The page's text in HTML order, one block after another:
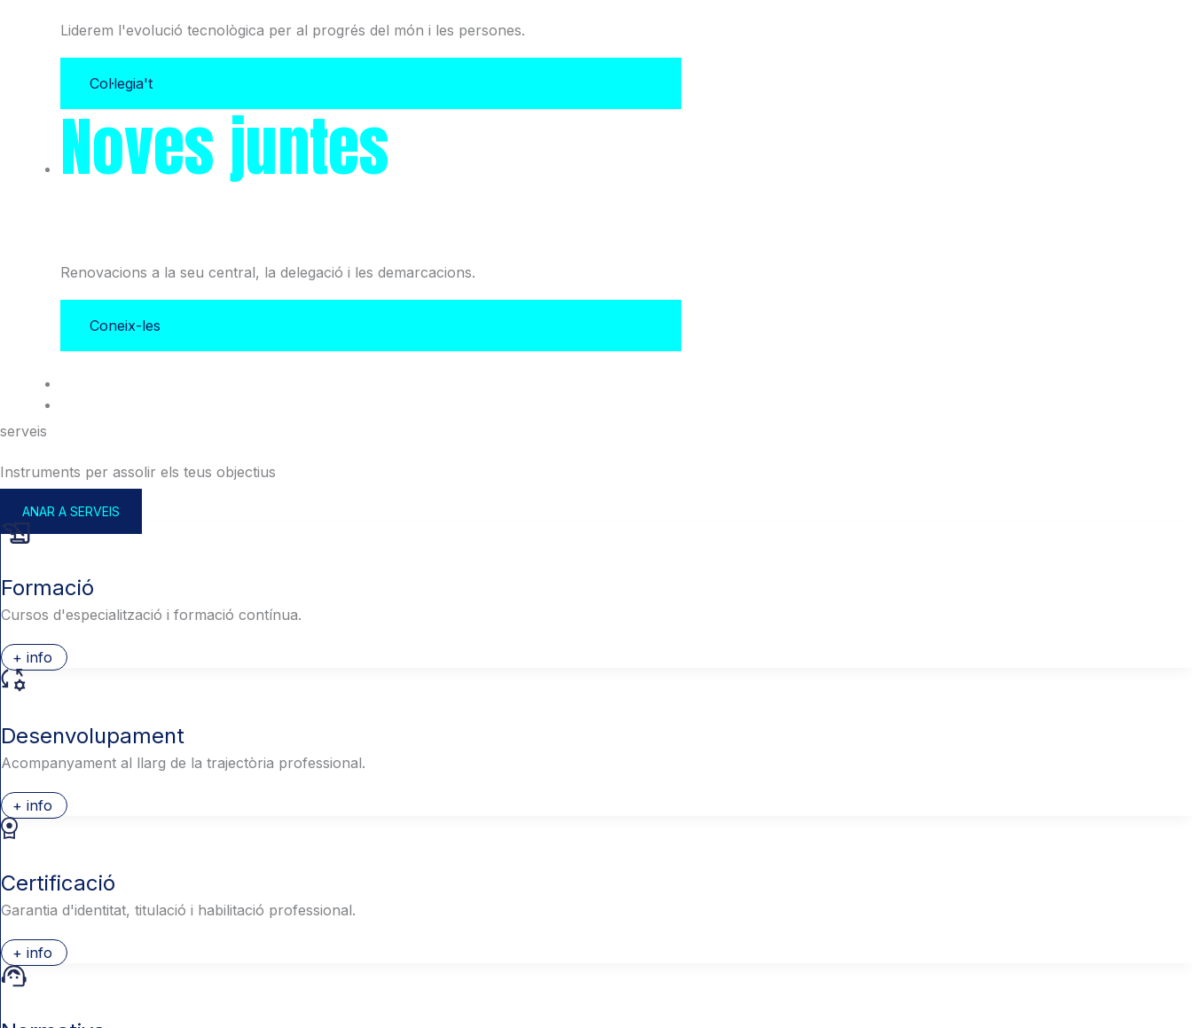
Liderem l'evolució tecnològica per al progrés del món i les persones.
Col·legia't
Noves juntes
Renovacions a la seu central, la delegació i les demarcacions.
Coneix-les
serveis
Instruments per assolir els teus objectius
ANAR A SERVEIS
Formació
Cursos d'especialització i formació contínua.
+ info
Desenvolupament
Acompanyament al llarg de la trajectòria professional.
+ info
Certificació
Garantia d'identitat, titulació i habilitació professional.
+ info